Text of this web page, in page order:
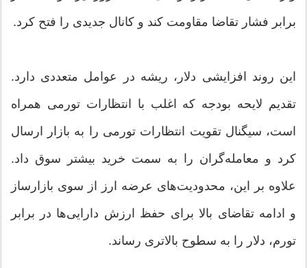
برابر فشار تقاضا مقاومت کند و کانال جدیدی را فتح کرد.
این روند افزایشی دلار، ریشه در عوامل متعددی دارد.
تقدیم لایحه بودجه که اغلب با انتظارات تورمی همراه
است، سیگنال تقویت انتظارات تورمی را به بازار ارسال
کرد و معامله‌گران را به سمت خرید بیشتر سوق داد.
علاوه بر این، محدودیت‌های عرضه ارز از سوی بازارساز
و ادامه تقاضای بالا برای حفظ ارزش دارایی‌ها در برابر
تورم، دلار را به سطوح بالاتری رساند.